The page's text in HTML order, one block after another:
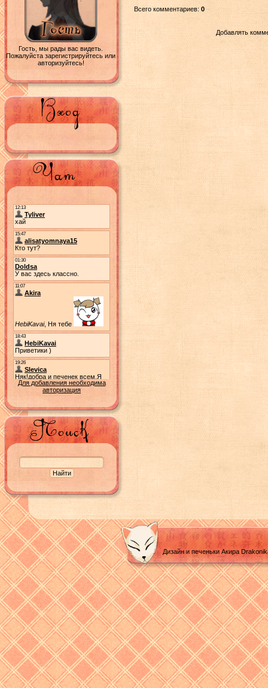
Гость, мы рады вас видеть.
Пожалуйста зарегистрируйтесь или
авторизуйтесь!
Для добавления необходима
авторизация
Всего комментариев: 0
Добавлять
Дизайн и печеньки Акира